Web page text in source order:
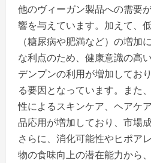
他のヴィーガン製品への需要
響を与えています。加えて、
（糖尿病や肥満など）の増加
な利点のため、健康意識の高
デンプンの利用が増加してお
る要因となっています。また
性によるスキンケア、ヘアケ
品応用が増加しており、市場
さらに、消化可能性やヒポア
物の食味向上の潜在能力から